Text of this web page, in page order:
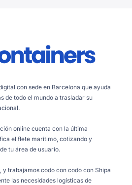
con sede en Barcelona que ayuda
de todo el mundo a trasladar su
online cuenta con la última
el flete marítimo, cotizando y
tu área de usuario.
y trabajamos codo con codo con Shipa
las necesidades logísticas de